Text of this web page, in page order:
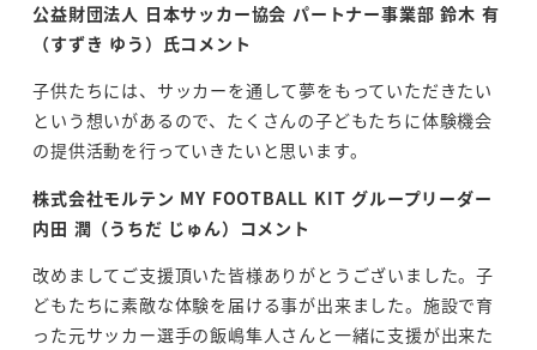
公益財団法人 日本サッカー協会 パートナー事業部 鈴木 有
（すずき ゆう）氏コメント
子供たちには、サッカーを通して夢をもっていただきたい
という想いがあるので、たくさんの子どもたちに体験機会
の提供活動を行っていきたいと思います。
株式会社モルテン MY FOOTBALL KIT グループリーダー
内田 潤（うちだ じゅん）コメント
改めましてご支援頂いた皆様ありがとうございました。子
どもたちに素敵な体験を届ける事が出来ました。施設で育
った元サッカー選手の飯嶋隼人さんと一緒に支援が出来た